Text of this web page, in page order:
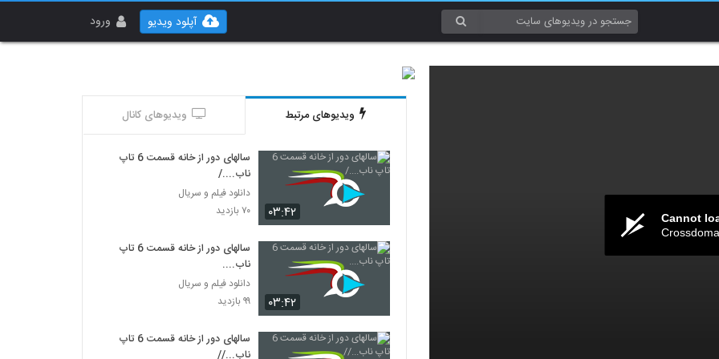
ورود آپلود ویدیو
Cannot
ویدیوهای مرتبط ویدیوهای کانال
۰۳:۴۲
سالهای دور از خانه قسمت 6 تاپ
ناب..../
دانلود فیلم و سریال
۷۰ بازدید
۰۳:۴۲
سالهای دور از خانه قسمت 6 تاپ
ناب....
دانلود فیلم و سریال
۹۹ بازدید
سالهای دور از خانه قسمت 6 تاپ
ناب...//